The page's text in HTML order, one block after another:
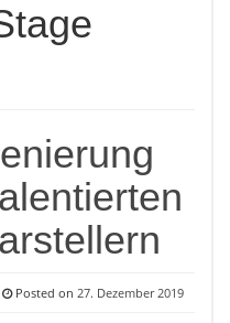
Posted on 27. Dezember 2019